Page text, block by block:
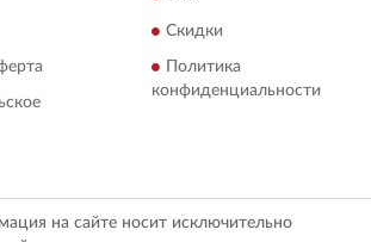
Скидки
Политика
конфиденциальности
на сайте носит исключительно